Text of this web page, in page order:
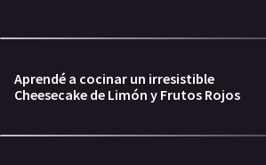
Aprendé a cocinar un irresistible
Cheesecake de Limón y Frutos Rojos